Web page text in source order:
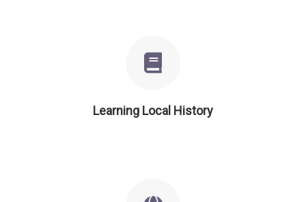
Learning Local History